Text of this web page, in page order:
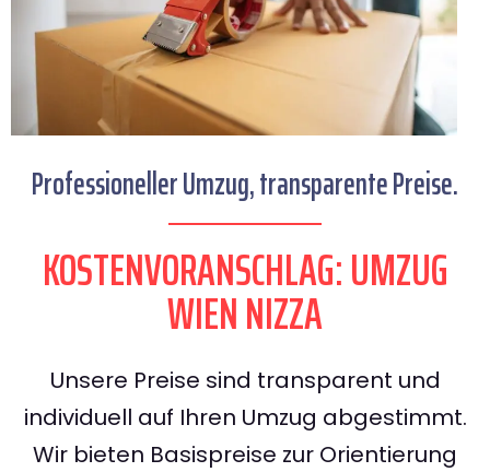
Professioneller Umzug, transparente Preise.
KOSTENVORANSCHLAG: UMZUG
WIEN NIZZA
Unsere Preise sind transparent und
individuell auf Ihren Umzug abgestimmt.
Wir bieten Basispreise zur Orientierung